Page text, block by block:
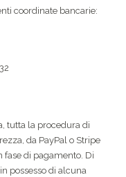
coordinate bancarie:
tutta la procedura di
da PayPal o Stripe
fase di pagamento. Di
possesso di alcuna